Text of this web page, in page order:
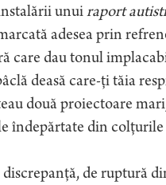
unuiraport
adesea prin
care dau tonul
deasă care-ți tăia
două proiectoare
îndepărtate din colțurile
discrepanță, de ruptură